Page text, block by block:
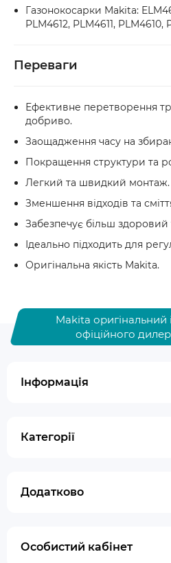
Газонокосарки Makita:
PLM4612, PLM4611, PLM4610,
Переваги
Ефективне перетворення
добриво.
Заощадження часу на
Покращення структури та
Легкий та швидкий монтаж.
Зменшення відходів та
Забезпечує більш здоровий
Ідеально підходить для
Оригінальна якість Makita.
Makita оригінальний
офіційного
Інформація
Категорії
Додатково
Особистий кабінет